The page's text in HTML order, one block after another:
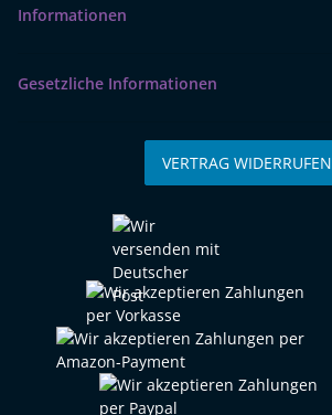
Informationen
Gesetzliche Informationen
VERTRAG WIDERRUFEN